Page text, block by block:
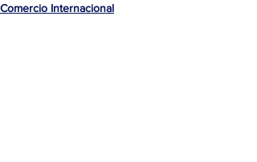
Comercio Internacional